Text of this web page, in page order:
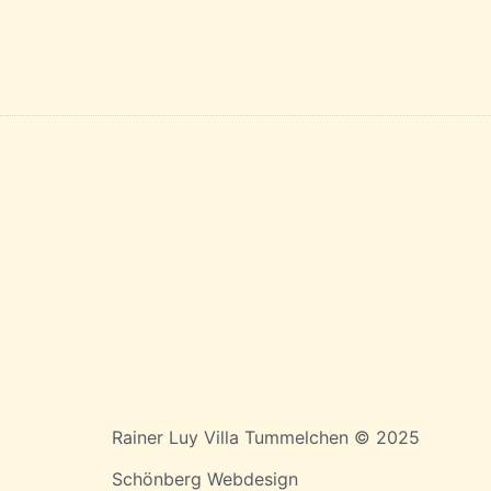
Rainer Luy Villa Tummelchen © 2025
Schönberg Webdesign